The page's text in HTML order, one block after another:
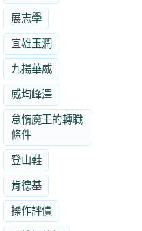
展志學
宜雄玉潤
九揚華威
威均峰澤
怠惰魔王的轉職
條件
登山鞋
肯德基
操作評價